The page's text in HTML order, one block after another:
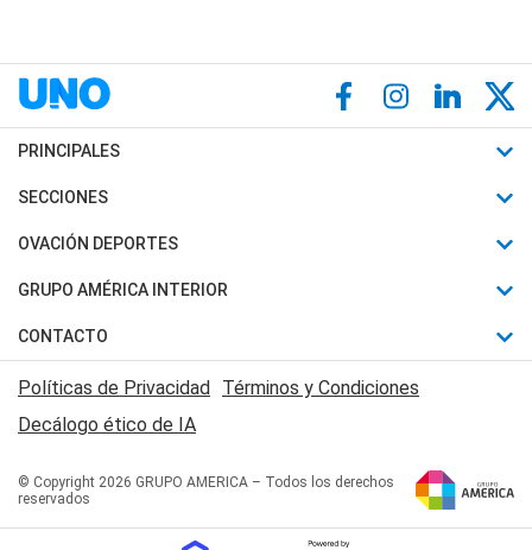
PRINCIPALES
Últimas Noticias
Política
Judiciales
Economia
SECCIONES
Horóscopo
Motores
Trucos caseros
Series y Películas
Edictos y Solicitadas
OVACIÓN DEPORTES
Fútbol
Mundial
Automovilismo
Rugby
Básquet
GRUPO AMÉRICA INTERIOR
Canal 7 en Vivo
San Juan 8
CONTACTO
Acerca de Nosotros
Contactanos
Políticas de Privacidad Términos y Condiciones
Decálogo ético de IA
© Copyright 2026 GRUPO AMERICA – Todos los derechos
reservados